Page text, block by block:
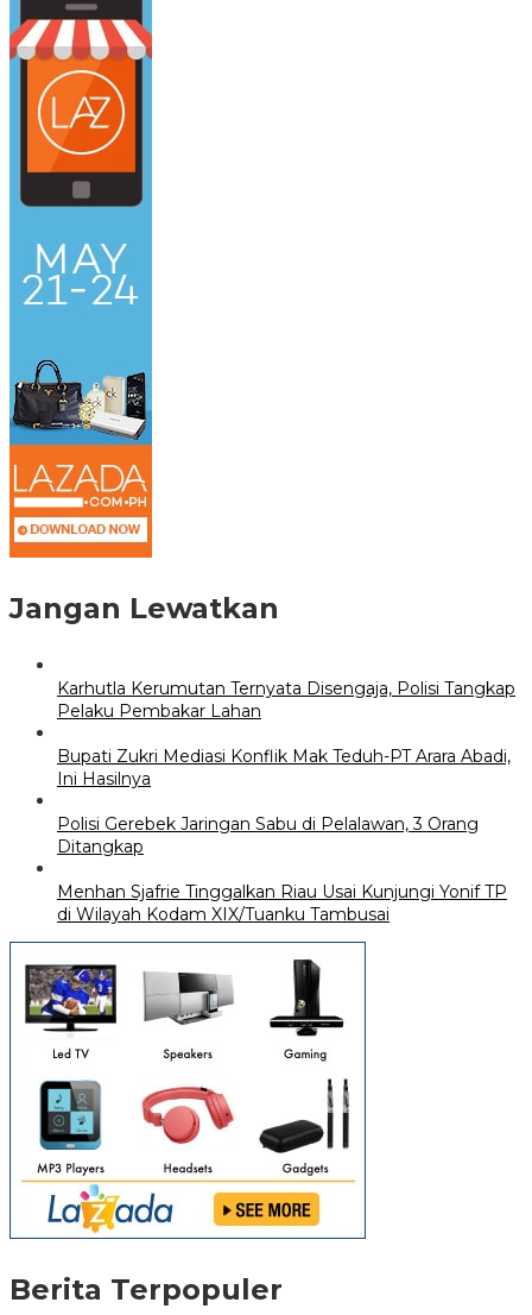
Jangan Lewatkan
Karhutla Kerumutan Ternyata Disengaja, Polisi Tangkap
Pelaku Pembakar Lahan
Bupati Zukri Mediasi Konflik Mak Teduh-PT Arara Abadi,
Ini Hasilnya
Polisi Gerebek Jaringan Sabu di Pelalawan, 3 Orang
Ditangkap
Menhan Sjafrie Tinggalkan Riau Usai Kunjungi Yonif TP
di Wilayah Kodam XIX/Tuanku Tambusai
Berita Terpopuler